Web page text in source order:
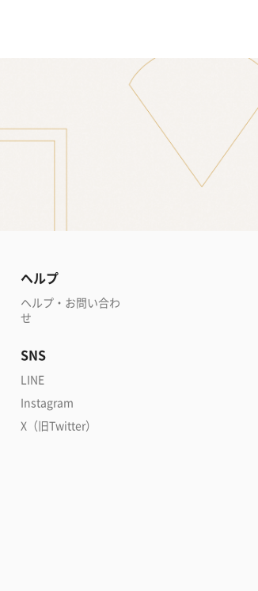
ヘルプ
ヘルプ・お問い合わ
せ
SNS
LINE
Instagram
X（旧Twitter）